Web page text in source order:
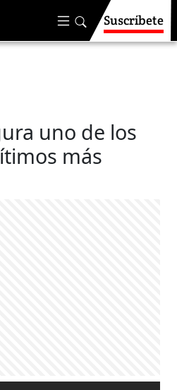
Suscríbete
uno de los
más